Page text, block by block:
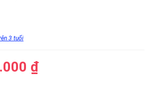
3 tuổi
₫